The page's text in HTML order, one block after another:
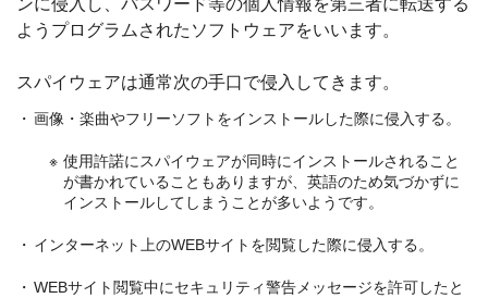
ンに侵入し、パスワード等の個人情報を第三者に転送する
ようプログラムされたソフトウェアをいいます。
スパイウェアは通常次の手口で侵入してきます。
画像・楽曲やフリーソフトをインストールした際に侵入する。
使用許諾にスパイウェアが同時にインストールされること
が書かれていることもありますが、英語のため気づかずに
インストールしてしまうことが多いようです。
インターネット上のWEBサイトを閲覧した際に侵入する。
WEBサイト閲覧中にセキュリティ警告メッセージを許可したと